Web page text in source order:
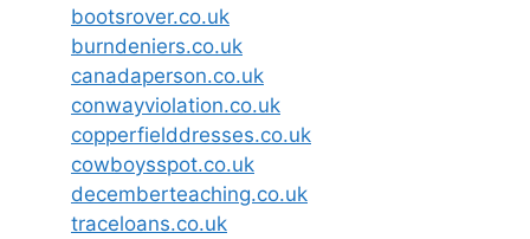
bootsrover.co.uk
burndeniers.co.uk
canadaperson.co.uk
conwayviolation.co.uk
copperfielddresses.co.uk
cowboysspot.co.uk
decemberteaching.co.uk
traceloans.co.uk